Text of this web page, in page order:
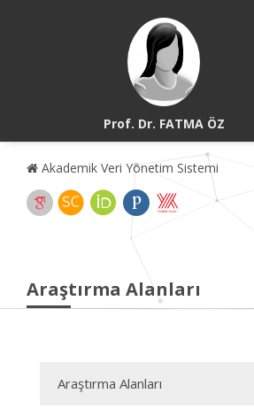
Prof. Dr. FATMA ÖZ
Akademik Veri Yönetim Sistemi
Araştırma Alanları
Araştırma Alanları